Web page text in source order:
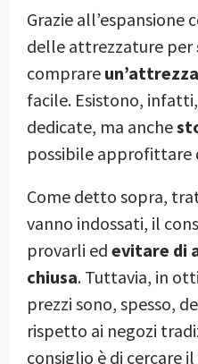
Grazie
delle attrezzature per
comprare
facile. Esistono,
dedicate, ma anche
possibile approfittare
Come detto sopra,
vanno indossati, il
provarli ed evitare di
chiusa. Tuttavia, in
prezzi sono, spesso,
rispetto ai negozi
consiglio è di cercare il